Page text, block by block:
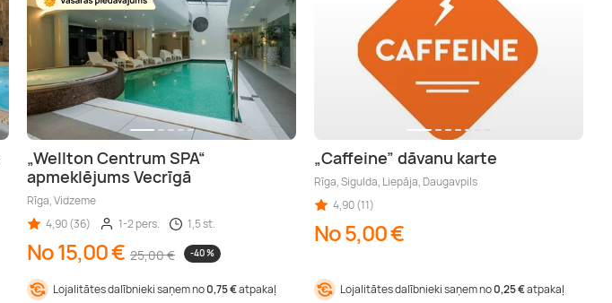
„Wellton Centrum SPA“
apmeklējums Vecrīgā
Rīga, Vidzeme
4,90 (36)
1-2 pers. 1,5 st.
No 15,00 € 25,00 € -40 %
Lojalitātes dalībnieki saņem no0,75 €atpakaļ
„Caffeine” dāvanu karte
Rīga, Sigulda, Liepāja, Daugavpils
4,90 (11)
No 5,00 €
Lojalitātes dalībnieki saņem no0,25 €atpakaļ